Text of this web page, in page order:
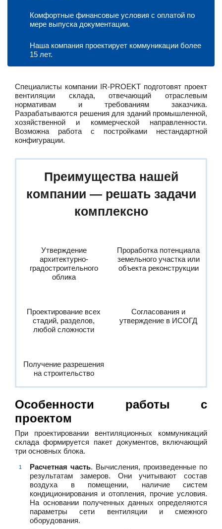
Комфортные финансовые условия с оплатой по
мере выпуска документации.
Наша компания проектирует коммуникации более
15 лет.
Специалисты компании IR-PROEKT подготовят проект
вентиляции склада, отвечающий отраслевым
нормативам и требованиям заказчика.
Разрабатываются решения для зданий промышленной,
хозяйственной и коммерческой направленности.
Возможна работа с постройками нестандартной
конфигурации.
Преимущества нашей
компании — решать задачи
комплексно
Утверждение
архитектурно-
градостроительного
облика
Проработка потенциала
земельного участка или
объекта реконструкции
Проектирование всех
стадий, разделов,
любой сложности
Согласования и
утверждение в ИСОГД
Получение разрешения
на строительство
Особенности работы с
проектом
При проектировании вентиляционных коммуникаций
склада формируется пакет документов, включающий
три основных блока.
Расчетная часть. Вычисления, произведенные по
результатам замеров. Они учитывают состав
воздуха в помещении, наличие систем
кондиционирования и отопления, прочие условия.
На основании полученных данных определяются
параметры сети вентиляции и смежного
оборудования.